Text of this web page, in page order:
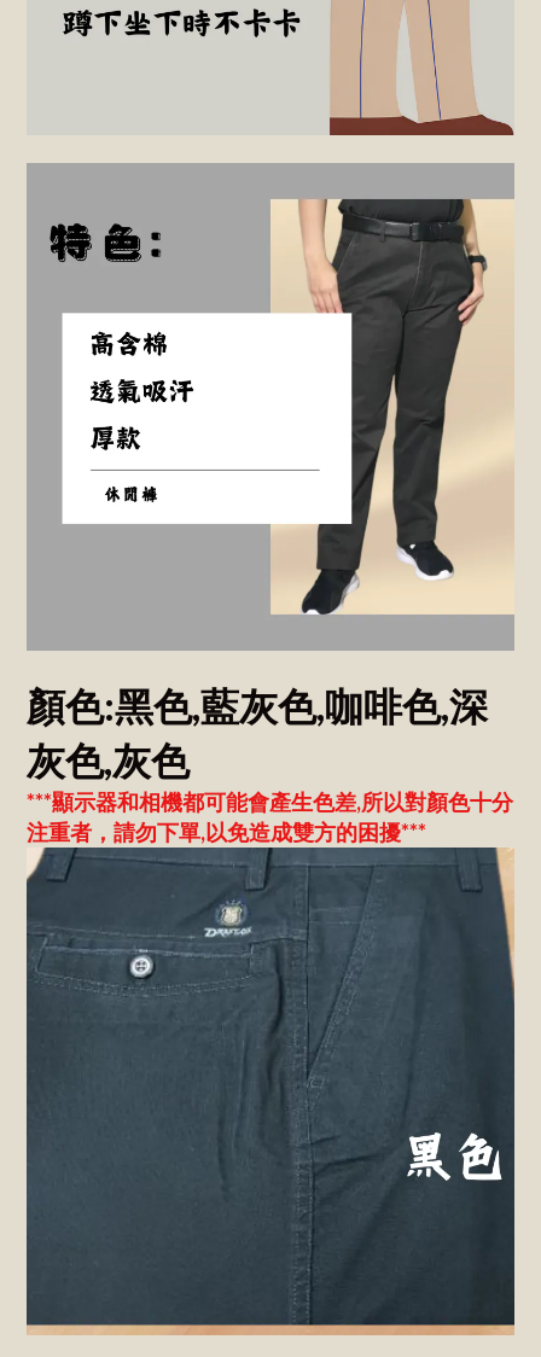
顏色:黑色,藍灰色,咖啡色,深
灰色,灰色
***顯示器和相機都可能會產生色差,所以對顏色十分
注重者，請勿下單,以免造成雙方的困擾***